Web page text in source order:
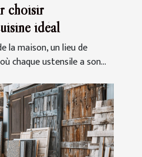
choisir
idéal
la maison, un lieu de
chaque ustensile a son...